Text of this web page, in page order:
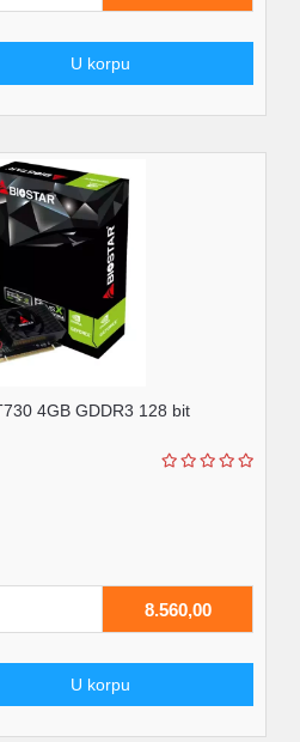
U korpu
4GB GDDR3 128 bit
8.560,00
U korpu